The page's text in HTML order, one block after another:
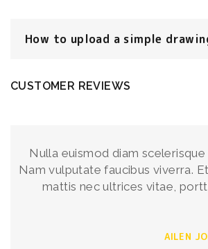
How to upload a simple
CUSTOMER REVIEWS
Nulla euismod diam scelerisque
Nam vulputate faucibus viverra.
mattis nec ultrices vitae,
AILEN